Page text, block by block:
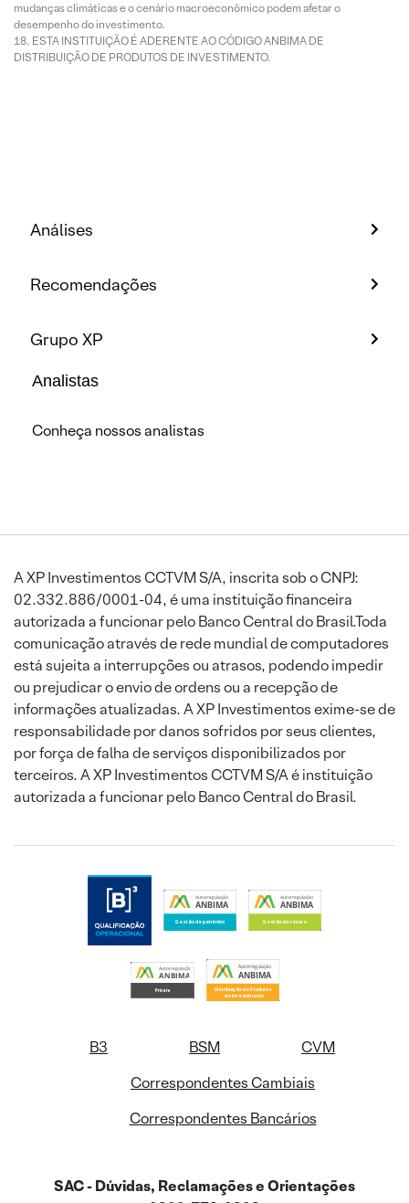
mudanças climáticas e o cenário macroeconômico podem afetar o
desempenho do investimento.
ESTA INSTITUIÇÃO É ADERENTE AO CÓDIGO ANBIMA DE
DISTRIBUIÇÃO DE PRODUTOS DE INVESTIMENTO.
Análises
Recomendações
Grupo XP
Analistas
Conheça nossos analistas
A XP Investimentos CCTVM S/A, inscrita sob o CNPJ:
02.332.886/0001-04, é uma instituição financeira
autorizada a funcionar pelo Banco Central do Brasil.Toda
comunicação através de rede mundial de computadores
está sujeita a interrupções ou atrasos, podendo impedir
ou prejudicar o envio de ordens ou a recepção de
informações atualizadas. A XP Investimentos exime-se de
responsabilidade por danos sofridos por seus clientes,
por força de falha de serviços disponibilizados por
terceiros. A XP Investimentos CCTVM S/A é instituição
autorizada a funcionar pelo Banco Central do Brasil.
B3 BSM
CVM
Correspondentes Cambiais
Correspondentes Bancários
SAC - Dúvidas, Reclamações e Orientações